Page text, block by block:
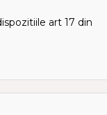
art 17 din